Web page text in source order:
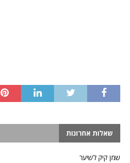
שאלות אחרונות
שמן קיק לשיער